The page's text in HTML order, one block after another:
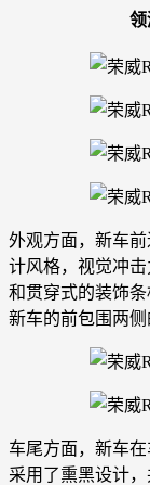
领
外观方面，新车
计风格，视觉冲
和贯穿式的装饰
新车的前包围两侧
车尾方面，新车
采用了熏黑设计